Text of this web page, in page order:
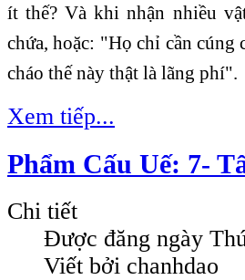
ít thế? Và khi nhận nhiều
chứa, hoặc: "Họ chỉ cần cúng
cháo thế này thật là lãng phí".
Xem tiếp...
Phẩm Cấu Uế: 7-
Chi tiết
Được đăng ngày
Viết bởi chanhdao